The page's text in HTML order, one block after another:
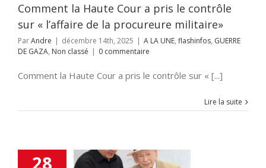
Comment la Haute Cour a pris le contrôle
sur « l’affaire de la procureure militaire»
ParAndre | décembre 14th, 2025 | A LA UNE, flashinfos, GUERRE
DE GAZA, Non classé | 0 commentaire
Comment la Haute Cour a pris le contrôle sur « [...]
Lire la suite
28